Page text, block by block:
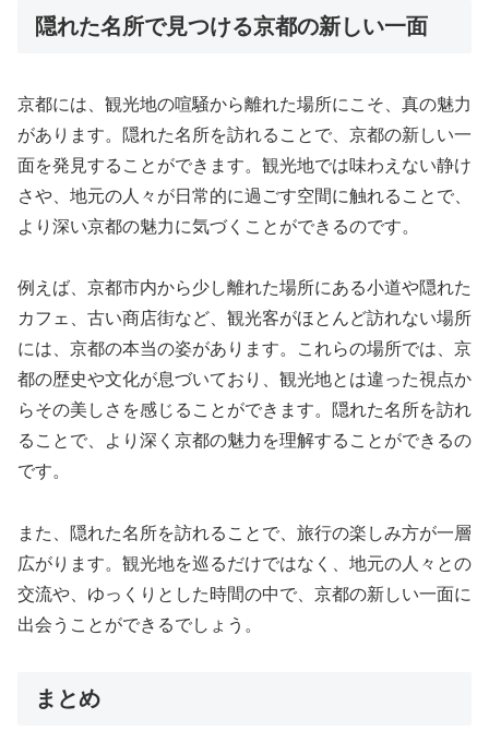
隠れた名所で見つける京都の新しい一面
京都には、観光地の喧騒から離れた場所にこそ、真の魅力
があります。隠れた名所を訪れることで、京都の新しい一
面を発見することができます。観光地では味わえない静け
さや、地元の人々が日常的に過ごす空間に触れることで、
より深い京都の魅力に気づくことができるのです。
例えば、京都市内から少し離れた場所にある小道や隠れた
カフェ、古い商店街など、観光客がほとんど訪れない場所
には、京都の本当の姿があります。これらの場所では、京
都の歴史や文化が息づいており、観光地とは違った視点か
らその美しさを感じることができます。隠れた名所を訪れ
ることで、より深く京都の魅力を理解することができるの
です。
また、隠れた名所を訪れることで、旅行の楽しみ方が一層
広がります。観光地を巡るだけではなく、地元の人々との
交流や、ゆっくりとした時間の中で、京都の新しい一面に
出会うことができるでしょう。
まとめ